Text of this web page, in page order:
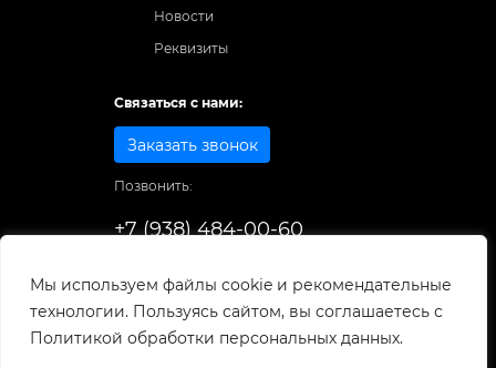
Мы используем файлы cookie и рекомендательные
технологии. Пользуясь сайтом, вы соглашаетесь с
Политикой обработки персональных данных.
Новости
Реквизиты
Связаться с нами:
Заказать звонок
Позвонить:
+7 (938) 484-00-60
© 1998-2026